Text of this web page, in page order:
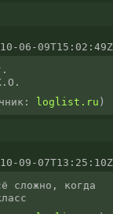
06-09T15:02:49Z
loglist.ru )
09-07T13:25:10Z
сложно, когда